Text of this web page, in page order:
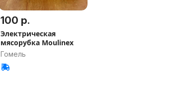
100 р.
Электрическая
мясорубка Moulinex
Гомель